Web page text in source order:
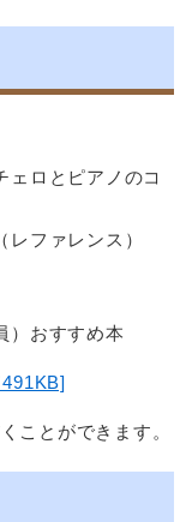
ロとピアノのコ
ファレンス）
）おすすめ本
ことができます。